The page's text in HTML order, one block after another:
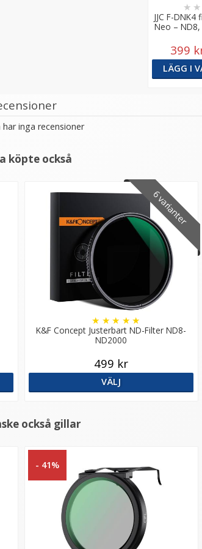
JJC F-
Neo –
★ ★
399
LÄGG I
inga recensioner
köpte också
6 varianter
K&F Concept Justerbart ND-Filter ND8-
ND2000
★ ★ ★ ★ ★
499 kr
VÄLJ
också gillar
- 41%